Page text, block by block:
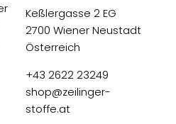
Keßlergasse 2 EG
2700 Wiener Neustadt
Österreich
+43 2622 23249
shop@zeilinger-
stoffe.at